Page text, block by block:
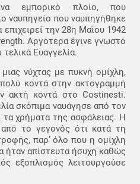
εμπορικό πλοίο, που
ναυπηγείο που ναυπηγήθηκε
επιχειρεί την 28η Μαΐου 1942
Αργότερα έγινε γνωστό
Ευαγγελία.
νύχτας με πυκνή ομίχλη,
κοντά στην ακτογραμμή
ακτή κοντά στο Costinesti.
σκόπιμα ναυάγησε από τον
τα χρήματα της ασφάλειας. Η
από το γεγονός ότι κατά τη
παρ’ όλο που η ομίχλη
ήταν απίστευτα ήσυχη καθώς
εξοπλισμός λειτουργούσε